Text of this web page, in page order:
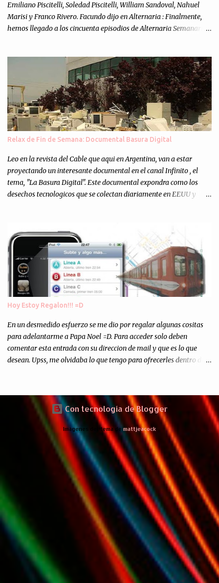
Emiliano Piscitelli, Soledad Piscitelli, William Sandoval, Nahuel
Marisi y Franco Rivero. Facundo dijo en Alternaria : Finalmente,
hemos llegado a los cincuenta episodios de Alternaria Semanario.
nuestra propia óptica: un punto de vista independiente e
informal.Para festejarlo, se nos ocurrió que estemos todos juntos; y
cuando digo "todos" me refiero a toda la gente que alguna vez
participó en el semanario como panelista, y a ustedes. Por eso se
nos ocurrió la idea de emitir video en vivo. La tarea no fué facil,
hubo que coordinar horarios, preparar el estudio, configurar
muchos programejos y hacer muchas pruebas. ¿El resultado?
Totalmente inesperado. Mas de 200 personas en vivo
escuchándonos y viendo como grabamos el semanario es, para mi
personalmente, un éxito y un logro sin precedentes. Sinceram...
Relax de Fin de Semana: Documental Basura Digital
Leo en la revista del Cable que aqui en Argentina, van a estar
proyectando un interesante documental en el canal Infinito , el
tema, "La Basura Digital". Este documental expondra como los
desechos tecnologicos que se colectan diariamente en EEUU y
Asi, todos los residuos sonincinerados produciendo lo que los
ambientalistas llaman "La Pesadilla de la Edad Cibernetica". La
transmision es el Domingo 2 de diciembre a las 21:00 hs. Me
parecio muy interesante, no creo que lo pueda ver por la hora, asi
que los comentarios los dejo en sus manos...
Hoy Estoy Regalon!!! =D
En un desmedido esfuerzo se me dio por regalar algunas cositas
para adelantarme a Papa Noel =D. Para acceder solo deben
comentar esta entrada con su direccion de mail y que es lo que
desean. Upss, me olvidaba lo que tengo para ofrecerles dentro de
del Sr. Angel Traversi de AMT Desarrollos * 7 Invitaciones para
Google Wave , si bien ya son muchas las que estan dando vueltas,
nunca estan de mas. (*) Sobre Subtes y Algo Mas : La forma más
fácil de conocer el Subte de la Ciudad de Buenos Aires Sabias que
en el Subte de Buenos Aires hay murales de artistas de renombre
internacional? Necesitas dinero ? Sabes cuáles estaciones tienen
cajeros automáticos? Necesitas conocer las estaciones que
disponen de ascensores o escaleras mecánicas? Y los horarios de
los trenes ? Cada línea tiene los suyos… podes saber cuándo abre y
a qué hora cierra cada una de e...
Con tecnología de Blogger
Imágenes del tema de mattjeacock